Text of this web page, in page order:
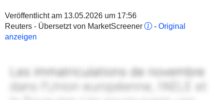
Veröffentlicht am 13.05.2026 um 17:56
Reuters - Übersetzt von MarketScreener
- Original
anzeigen